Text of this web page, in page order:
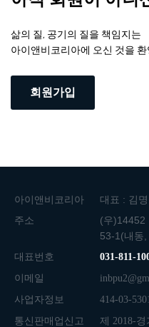
삶의 질, 공기의 질을 책임지는
아이앤비코리아에 오신 것을
회원가입
아이앤비코리아
대표 : 김
주소
(우)14452
53-1(내동
대표번호
031-811-
이메일
사업자정보 414-03-
통신판매업신고 제 2018-경